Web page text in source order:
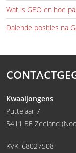
Wat is GEO en hoe
Dalende posities na
Kwaaijongens
Puttelaar 7
5411 BE Zeeland
KVK: 68027508